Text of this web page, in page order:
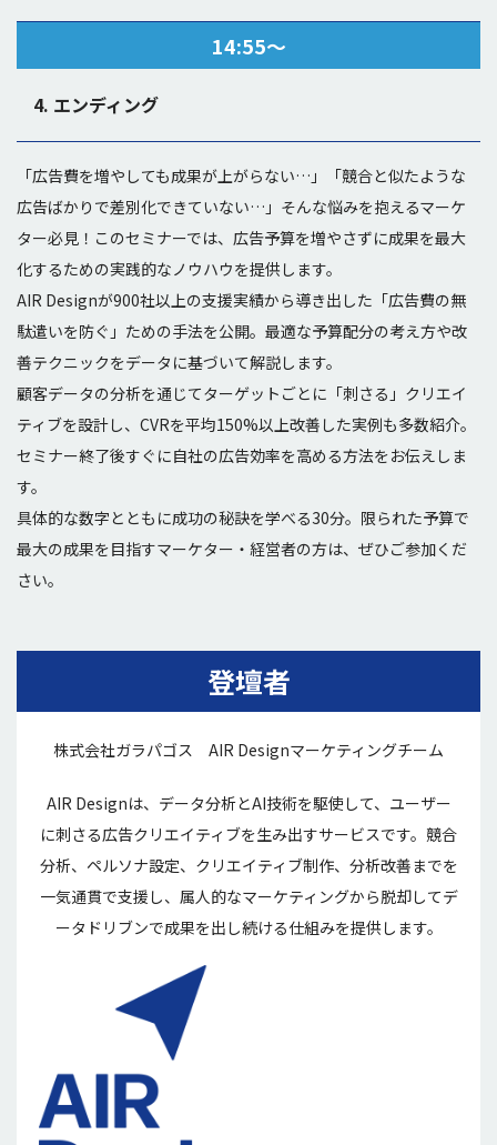
14:55〜
4. エンディング
「広告費を増やしても成果が上がらない…」「競合と似たような
広告ばかりで差別化できていない…」そんな悩みを抱えるマーケ
ター必見！このセミナーでは、広告予算を増やさずに成果を最大
化するための実践的なノウハウを提供します。
AIR Designが900社以上の支援実績から導き出した「広告費の無
駄遣いを防ぐ」ための手法を公開。最適な予算配分の考え方や改
善テクニックをデータに基づいて解説します。
顧客データの分析を通じてターゲットごとに「刺さる」クリエイ
ティブを設計し、CVRを平均150%以上改善した実例も多数紹介。
セミナー終了後すぐに自社の広告効率を高める方法をお伝えしま
す。
具体的な数字とともに成功の秘訣を学べる30分。限られた予算で
最大の成果を目指すマーケター・経営者の方は、ぜひご参加くだ
さい。
登壇者
株式会社ガラパゴス AIR Designマーケティングチーム
AIR Designは、データ分析とAI技術を駆使して、ユーザー
に刺さる広告クリエイティブを生み出すサービスです。競合
分析、ペルソナ設定、クリエイティブ制作、分析改善までを
一気通貫で支援し、属人的なマーケティングから脱却してデ
ータドリブンで成果を出し続ける仕組みを提供します。